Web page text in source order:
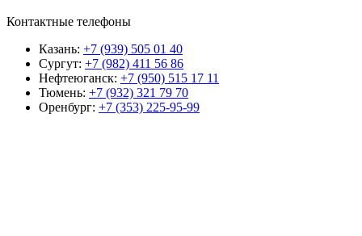
Контактные телефоны
Казань: +7 (939) 505 01 40
Сургут: +7 (982) 411 56 86
Нефтеюганск: +7 (950) 515 17 11
Тюмень: +7 (932) 321 79 70
Оренбург: +7 (353) 225-95-99